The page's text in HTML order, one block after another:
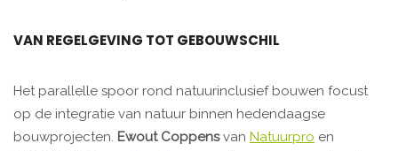
VAN REGELGEVING TOT GEBOUWSCHIL
Het parallelle spoor rond natuurinclusief bouwen focust
op de integratie van natuur binnen hedendaagse
bouwprojecten. Ewout Coppensvan Natuurpro en